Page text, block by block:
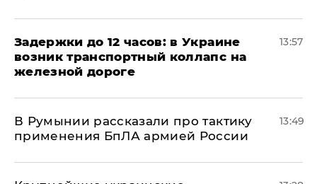
Задержки до 12 часов: в Украине
возник транспортный коллапс на
железной дороге
13:57
В Румынии рассказали про тактику
применения БпЛА армией России
13:49